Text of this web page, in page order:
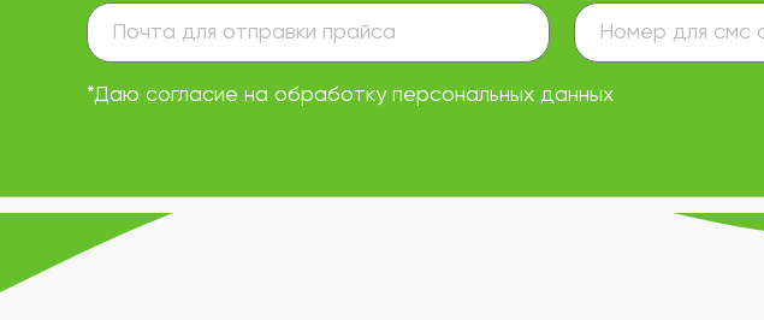
*Даю согласие на обработку персональных данных